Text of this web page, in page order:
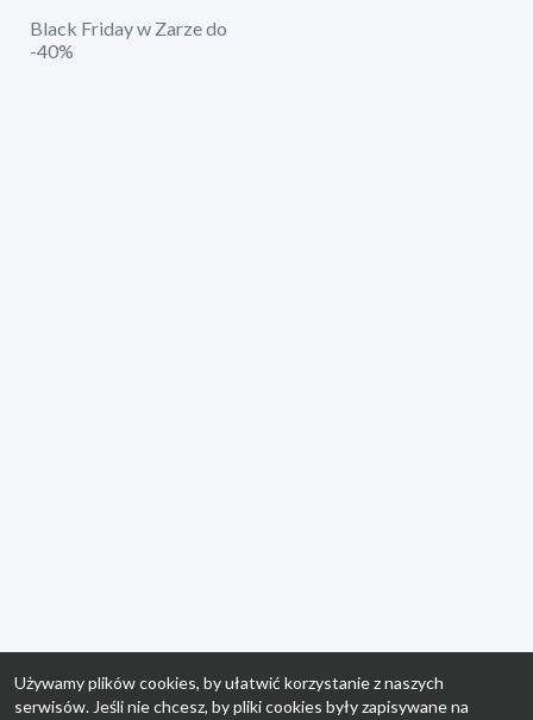
Black Friday w Zarze do
-40%
Używamy plików cookies, by ułatwić korzystanie z naszych
serwisów. Jeśli nie chcesz, by pliki cookies były zapisywane na